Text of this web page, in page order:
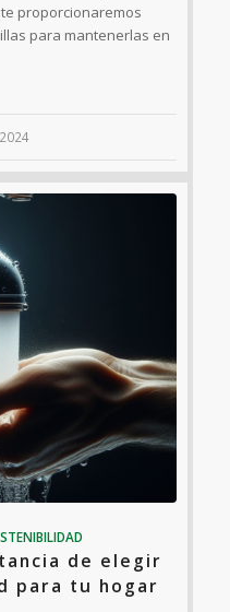
proporcionaremos
para mantenerlas en
de elegir
para tu hogar